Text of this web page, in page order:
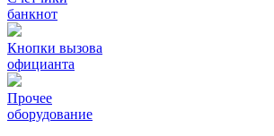
банкнот
Кнопки вызова
официанта
Прочее
оборудование